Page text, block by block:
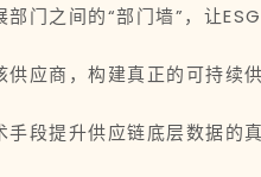
门之间的“部门墙”，让
应商，构建真正的可持续
段提升供应链底层数据的